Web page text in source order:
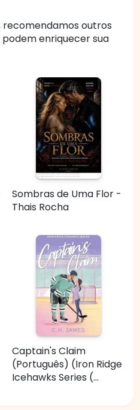
recomendamos outros
enriquecer sua
Sombras de Uma Flor -
Thais Rocha
Captain's Claim
(Português) (Iron Ridge
Icehawks Series (...